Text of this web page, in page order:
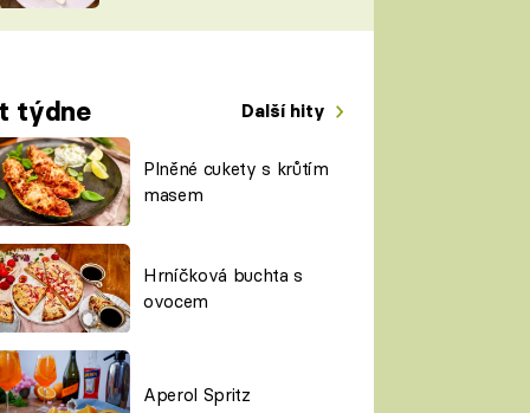
týdne Další hity
Plněné cukety s krůtím
masem
Hrníčková buchta s
ovocem
Aperol Spritz